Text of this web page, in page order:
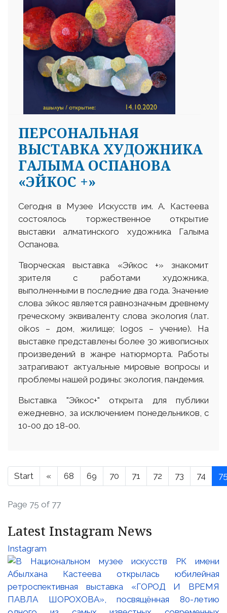
ПЕРСОНАЛЬНАЯ
ВЫСТАВКА ХУДОЖНИКА
ГАЛЫМА ОСПАНОВА
«ЭЙКОС +»
Сегодня в Музее Искусств им. А. Кастеева
состоялось торжественное открытие
выставки алматинского художника Галыма
Оспанова.
Творческая выставка «Эйкос +» знакомит
зрителя с работами художника,
выполненными в последние два года. Значение
слова эйкос является равнозначным древнему
греческому эквиваленту слова экология (лат.
оіkos – дом, жилище; logos – учение). На
выставке представлены более 30 живописных
произведений в жанре натюрморта. Работы
затрагивают актуальные мировые вопросы и
проблемы нашей родины: экология, пандемия.
Выставка "Эйкос+" открыта для публики
ежедневно, за исключением понедельников, с
10-00 до 18-00.
Start « 68 69 70 71 72 73 74
Page 75 of 77
Latest Instagram News
Instagram